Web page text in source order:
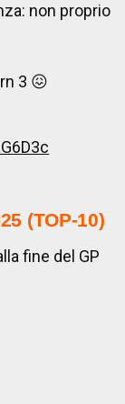
non proprio
3 😖
(TOP-10)
fine del GP